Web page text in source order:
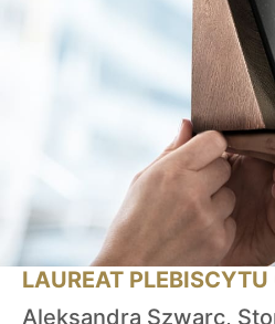
LAUREAT PLEBISCYTU
Aleksandra Szwarc,